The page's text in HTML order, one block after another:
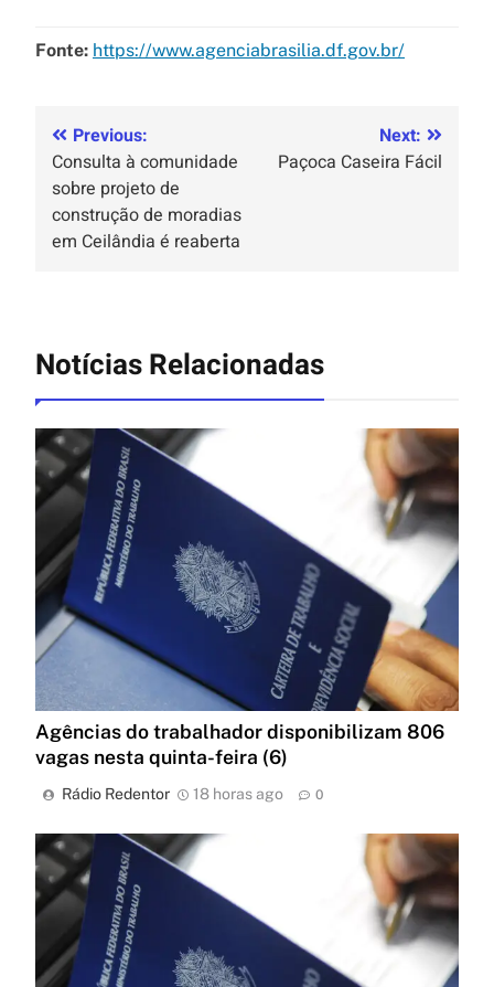
Fonte: https://www.agenciabrasilia.df.gov.br/
Previous:
Consulta à comunidade
sobre projeto de
construção de moradias
em Ceilândia é reaberta
Next:
Paçoca Caseira Fácil
Notícias Relacionadas
Agências do trabalhador disponibilizam 806
vagas nesta quinta-feira (6)
Rádio Redentor 18 horas ago 0